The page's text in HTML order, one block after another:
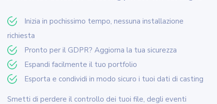
Inizia in pochissimo tempo, nessuna installazione
richiesta
Pronto per il GDPR? Aggiorna la tua sicurezza
Espandi facilmente il tuo portfolio
Esporta e condividi in modo sicuro i tuoi dati di casting
Smetti di perdere il controllo dei tuoi file, degli eventi